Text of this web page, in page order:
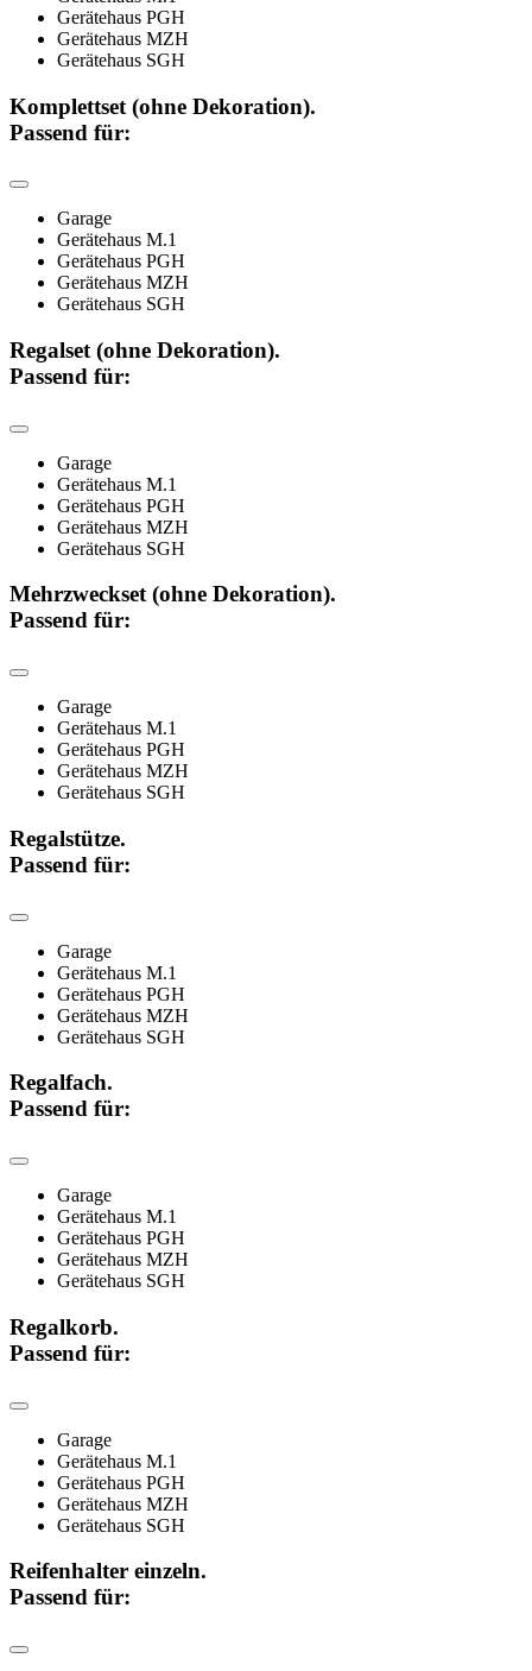
Gerätehaus PGH
Gerätehaus MZH
Gerätehaus SGH
Komplettset (ohne Dekoration).
Passend für:
Garage
Gerätehaus M.1
Gerätehaus PGH
Gerätehaus MZH
Gerätehaus SGH
Regalset (ohne Dekoration).
Passend für:
Garage
Gerätehaus M.1
Gerätehaus PGH
Gerätehaus MZH
Gerätehaus SGH
Mehrzweckset (ohne Dekoration).
Passend für:
Garage
Gerätehaus M.1
Gerätehaus PGH
Gerätehaus MZH
Gerätehaus SGH
Regalstütze.
Passend für:
Garage
Gerätehaus M.1
Gerätehaus PGH
Gerätehaus MZH
Gerätehaus SGH
Regalfach.
Passend für:
Garage
Gerätehaus M.1
Gerätehaus PGH
Gerätehaus MZH
Gerätehaus SGH
Regalkorb.
Passend für:
Garage
Gerätehaus M.1
Gerätehaus PGH
Gerätehaus MZH
Gerätehaus SGH
Reifenhalter einzeln.
Passend für: